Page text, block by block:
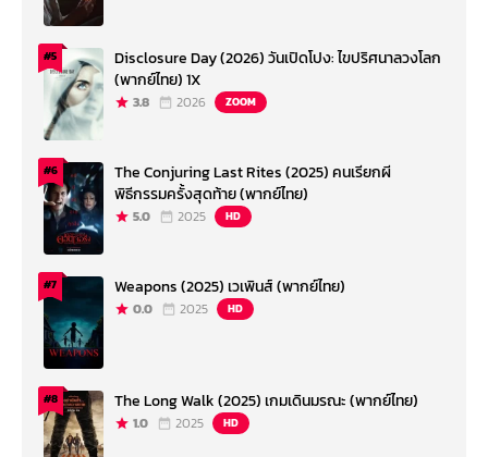
#5
Disclosure Day (2026) วันเปิดโปง: ไขปริศนาลวงโลก
(พากย์ไทย) 1X
3.8 2026 ZOOM
#6
The Conjuring Last Rites (2025) คนเรียกผี
พิธีกรรมครั้งสุดท้าย (พากย์ไทย)
5.0 2025 HD
#7 Weapons (2025) เวเพินส์ (พากย์ไทย)
0.0 2025 HD
#8 The Long Walk (2025) เกมเดินมรณะ (พากย์ไทย)
1.0 2025 HD